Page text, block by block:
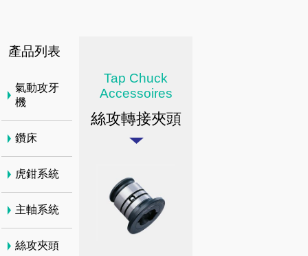
Tap Chuck
Accessoires
絲攻轉接夾頭
產品列表
氣動攻牙
機
鑽床
虎鉗系統
主軸系統
絲攻夾頭